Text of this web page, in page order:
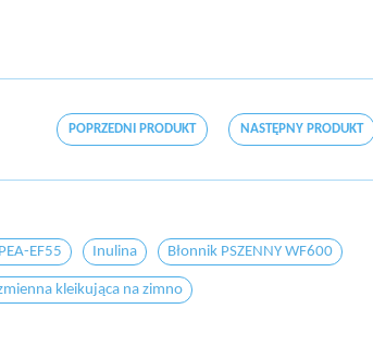
POPRZEDNI PRODUKT NASTĘPNY PRODUKT
EF55 Inulina Błonnik PSZENNY WF600
kleikująca na zimno